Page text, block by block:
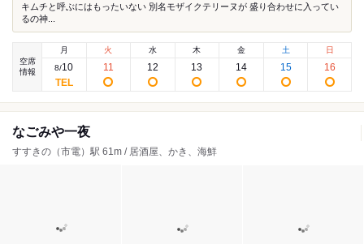
キムチと呼ぶにはもったいない 別名モザイクテリーヌが 盛り合わせに入ってい
るの神...
空席
情報
月
8/10
火
11
水
12
木
13
金
14
土
15
日
16
なごみや一夜
すすきの（市電）駅 61m / 居酒屋、かき、海鮮